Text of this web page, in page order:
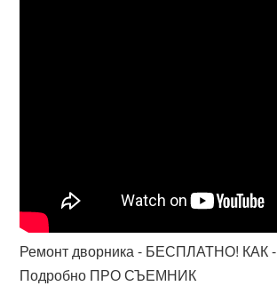
Ремонт дворника - БЕСПЛАТНО! КАК
Подробно ПРО СЪЕМНИК